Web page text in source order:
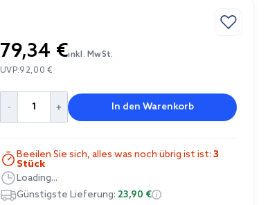
79,34 €inkl. MwSt.
UVP:92,00 €
In den Warenkorb
Beeilen Sie sich, alles was noch übrig ist ist: 3
Stück
Loading...
Günstigste Lieferung: 23,90 €